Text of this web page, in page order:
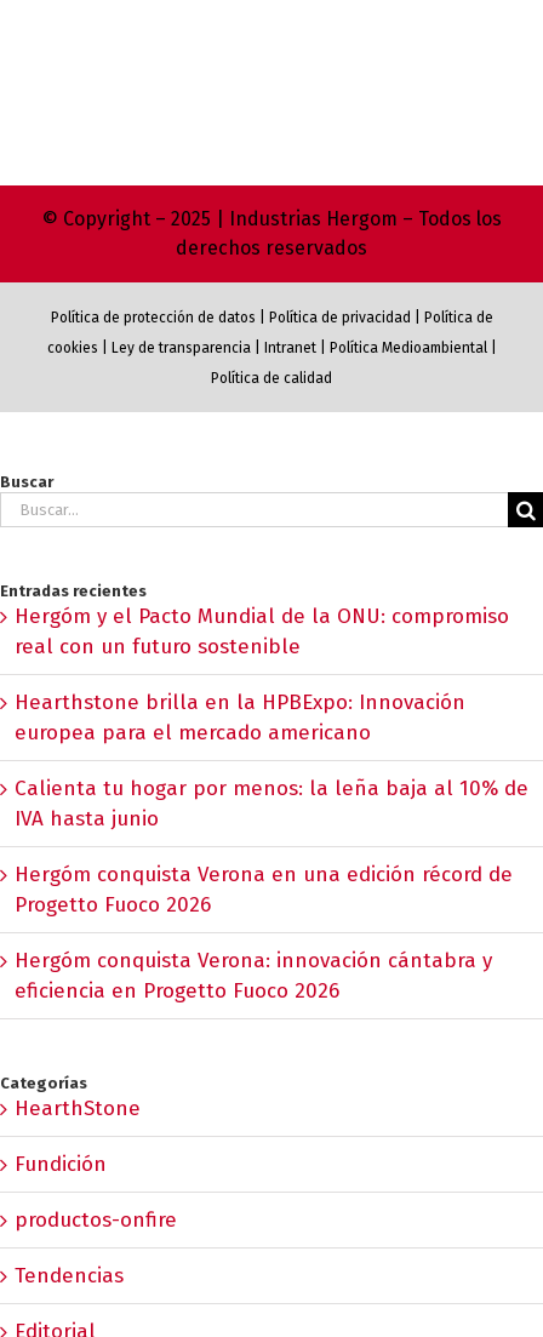
© Copyright – 2025 | Industrias Hergom – Todos los
derechos reservados
Política de protección de datos Política de privacidad
Política de
cookies
Ley de transparencia| Intranet| Política Medioambiental|
Política de calidad
Buscar
Buscar:
Entradas recientes
Hergóm y el Pacto Mundial de la ONU: compromiso
real con un futuro sostenible
Hearthstone brilla en la HPBExpo: Innovación
europea para el mercado americano
Calienta tu hogar por menos: la leña baja al 10% de
IVA hasta junio
Hergóm conquista Verona en una edición récord de
Progetto Fuoco 2026
Hergóm conquista Verona: innovación cántabra y
eficiencia en Progetto Fuoco 2026
Categorías
HearthStone
Fundición
productos-onfire
Tendencias
Editorial